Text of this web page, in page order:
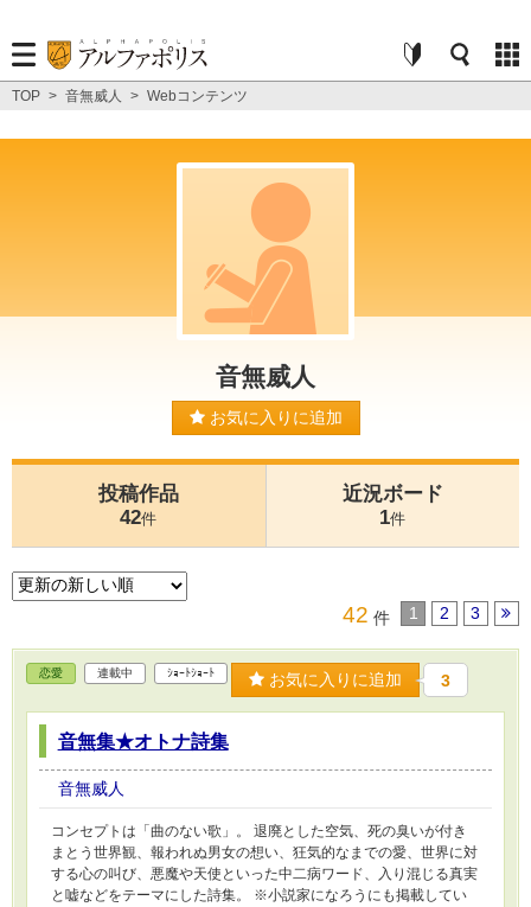
TOP > 音無威人 > Webコンテンツ
音無威人
お気に入りに追加
投稿作品
42件
近況ボード
1件
42 件 1 2 3
恋愛 連載中 ｼｮｰﾄｼｮｰﾄ お気に入りに追加 3
音無集★オトナ詩集
音無威人
コンセプトは「曲のない歌」。 退廃とした空気、死の臭いが付き
まとう世界観、報われぬ男女の想い、狂気的なまでの愛、世界に対
する心の叫び、悪魔や天使といった中二病ワード、入り混じる真実
と嘘などをテーマにした詩集。 ※小説家になろうにも掲載してい